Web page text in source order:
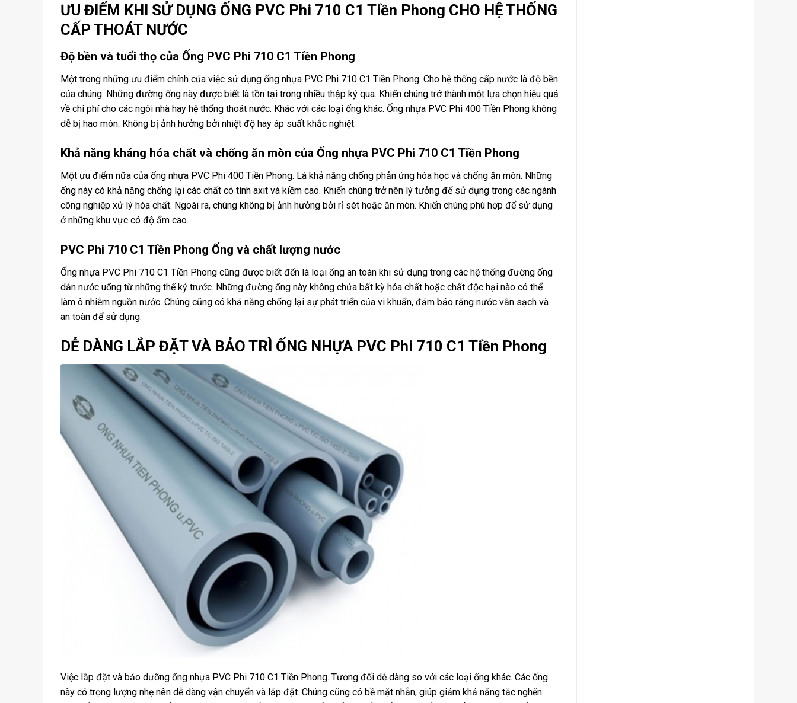
ƯU ĐIỂM KHI SỬ DỤNG ỐNG PVC Phi 710 C1 Tiền Phong CHO HỆ THỐNG
CẤP THOÁT NƯỚC
Độ bền và tuổi thọ của Ống PVC Phi 710 C1 Tiền Phong
Một trong những ưu điểm chính của việc sử dụng ống nhựa PVC Phi 710 C1 Tiền Phong. Cho hệ thống cấp nước là độ bền
của chúng. Những đường ống này được biết là tồn tại trong nhiều thập kỷ qua. Khiến chúng trở thành một lựa chọn hiệu quả
về chi phí cho các ngôi nhà hay hệ thống thoát nước. Khác với các loại ống khác. Ống nhựa PVC Phi 400 Tiền Phong không
dễ bị hao mòn. Không bị ảnh hưởng bởi nhiệt độ hay áp suất khắc nghiệt.
Khả năng kháng hóa chất và chống ăn mòn của Ống nhựa PVC Phi 710 C1 Tiền Phong
Một ưu điểm nữa của ống nhựa PVC Phi 400 Tiền Phong. Là khả năng chống phản ứng hóa học và chống ăn mòn. Những
ống này có khả năng chống lại các chất có tính axit và kiềm cao. Khiến chúng trở nên lý tưởng để sử dụng trong các ngành
công nghiệp xử lý hóa chất. Ngoài ra, chúng không bị ảnh hưởng bởi rỉ sét hoặc ăn mòn. Khiến chúng phù hợp để sử dụng
ở những khu vực có độ ẩm cao.
PVC Phi 710 C1 Tiền Phong Ống và chất lượng nước
Ống nhựa PVC Phi 710 C1 Tiền Phong cũng được biết đến là loại ống an toàn khi sử dụng trong các hệ thống đường ống
dẫn nước uống từ những thế kỷ trước. Những đường ống này không chứa bất kỳ hóa chất hoặc chất độc hại nào có thể
làm ô nhiễm nguồn nước. Chúng cũng có khả năng chống lại sự phát triển của vi khuẩn, đảm bảo rằng nước vẫn sạch và
an toàn để sử dụng.
DỄ DÀNG LẮP ĐẶT VÀ BẢO TRÌ ỐNG NHỰA PVC Phi 710 C1 Tiền Phong
Việc lắp đặt và bảo dưỡng ống nhựa PVC Phi 710 C1 Tiền Phong. Tương đối dễ dàng so với các loại ống khác. Các ống
này có trọng lượng nhẹ nên dễ dàng vận chuyển và lắp đặt. Chúng cũng có bề mặt nhẵn, giúp giảm khả năng tắc nghẽn